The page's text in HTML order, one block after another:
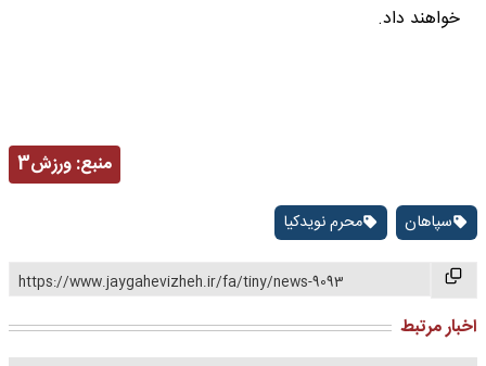
خواهند داد.
منبع:ورزش3
سپاهان محرم نویدکیا
https://www.jaygahevizheh.ir/fa/tiny/news-9093
اخبار مرتبط